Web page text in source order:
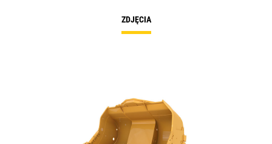
ZDJĘCIA